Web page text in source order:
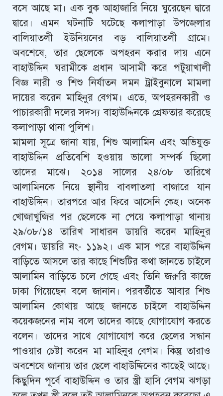
বসে আছে মা। এক বুক আহাজারি নিয়ে ঘুরেছেন দ্বারে
দ্বারে। এমন ঘটনাটি ঘটেছে কলাপাড়া উপজেলার
বালিয়াতলী ইউনিয়নের বড় বালিয়াতলী গ্রামে।
অবশেষে, তার ছেলেকে অপহরন করার দায় এনে
বাহাউদ্দিন ঘরামীকে প্রধান আসামী করে পটুয়াখালী
বিজ্ঞ নারী ও শিশু নির্যাতন দমন ট্রাইবুনালে মামলা
দায়ের করেন মাহিনুর বেগম। এতে, অপহরনকারী ও
পাচারকারী দলের সদস্য বাহাউদ্দিনকে গ্রেফতার করেছে
কলাপাড়া থানা পুলিশ।
মামলা সূত্রে জানা যায়, শিশু আলামিন এবং অভিযুক্ত
বাহাউদ্দিন প্রতিবেশি হওয়ায় ভালো সম্পর্ক ছিলো
তাদের মাঝে। ২০১৪ সালের ২৪/০৮ তারিখে
আলামিনকে নিয়ে স্থানীয় বাবলাতলা বাজারে যান
বাহাউদ্দিন। তারপরে আর ফিরে আসেনি কেহ। অনেক
খোজাখুজির পর ছেলেকে না পেয়ে কলাপাড়া থানায়
২৯/০৮/১৪ তারিখ সাধারন ডায়রি করেন মাহিনুর
বেগম। ডায়রি নং- ১১৯২। এক মাস পরে বাহাউদ্দিন
বাড়িতে আসলে তার কাছে শিশুটির কথা জানতে চাইলে
আলামিন বাড়িতে চলে গেছে এবং তিনি জরুরি কাজে
ঢাকা গিয়েছেন বলে জানান। পরবর্তীতে আবার শিশু
আলামিন কোথায় আছে জানতে চাইলে বাহাউদ্দিন
কয়েকজনের নাম বলে তাদের কাছে যোগাযোগ করতে
বলেন। তাদের সাথে যোগাযোগ করে ছেলের সন্ধান
পাওয়ার চেষ্টা করেন মা মাহিনুর বেগম। কিন্তু তারাও
অবশেষে জানায় তার ছেলে বাহাউদ্দিনের কাছেই আছে।
কিছুদিন পূর্বে বাহাউদ্দিন ও তার স্ত্রী হাসি বেগম ঝগড়া